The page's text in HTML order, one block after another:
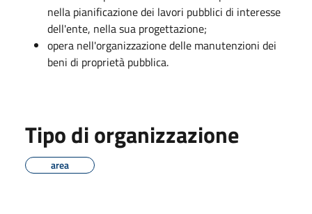
nella pianificazione dei lavori pubblici di interesse
dell'ente, nella sua progettazione;
opera nell'organizzazione delle manutenzioni dei
beni di proprietà pubblica.
Tipo di organizzazione
area